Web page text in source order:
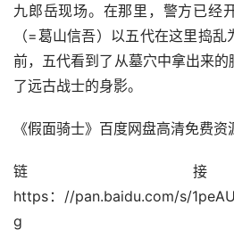
九郎岳现场。在那里，警方已经
（=葛山信吾）以五代在这里捣
前，五代看到了从墓穴中拿出来
了远古战士的身影。
《假面骑士》百度网盘高清免费资
链
https：//pan.baidu.com/s/
g